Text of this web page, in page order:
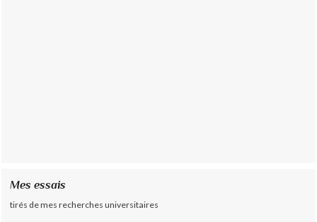
Mes essais
tirés de mes recherches universitaires